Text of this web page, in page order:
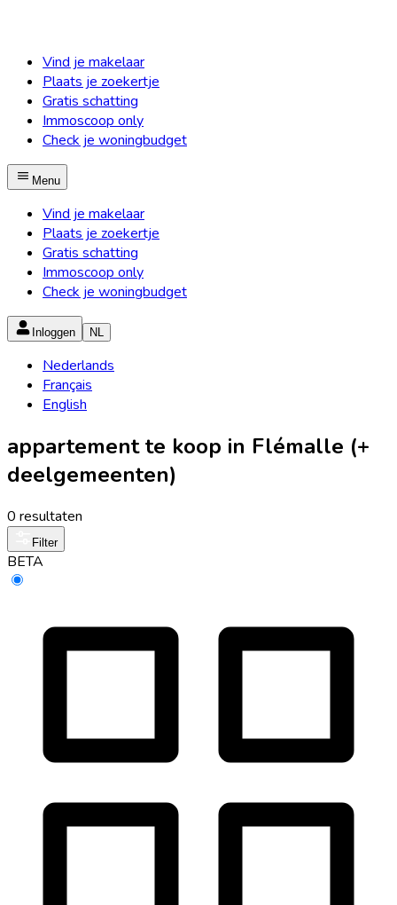
Vind je makelaar
Plaats je zoekertje
Gratis schatting
Immoscoop only
Check je woningbudget
Menu
Vind je makelaar
Plaats je zoekertje
Gratis schatting
Immoscoop only
Check je woningbudget
Inloggen NL
Nederlands
Français
English
appartement te koop in Flémalle (+
deelgemeenten)
0 resultaten
Filter
BETA